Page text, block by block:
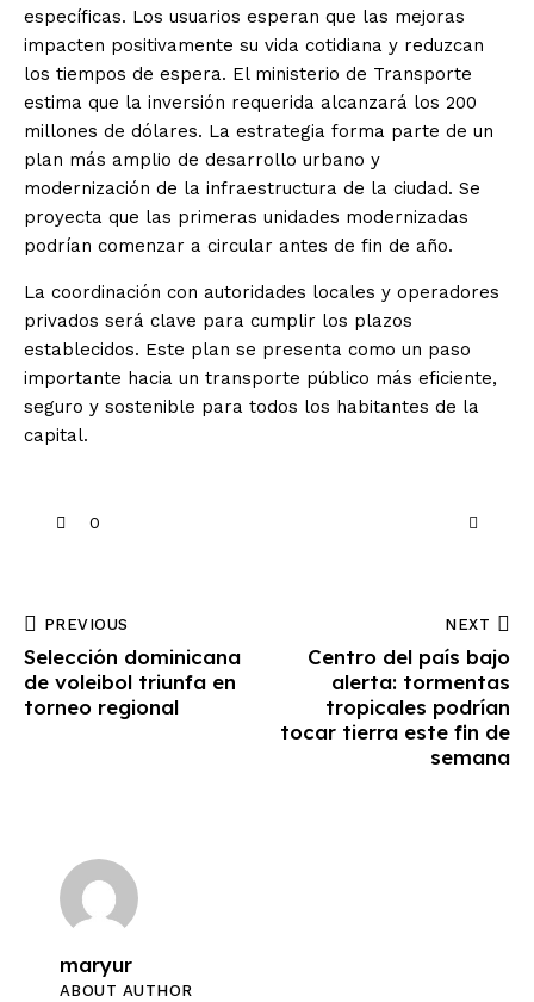
específicas. Los usuarios esperan que las mejoras
impacten positivamente su vida cotidiana y reduzcan
los tiempos de espera. El ministerio de Transporte
estima que la inversión requerida alcanzará los 200
millones de dólares. La estrategia forma parte de un
plan más amplio de desarrollo urbano y
modernización de la infraestructura de la ciudad. Se
proyecta que las primeras unidades modernizadas
podrían comenzar a circular antes de fin de año.
La coordinación con autoridades locales y operadores
privados será clave para cumplir los plazos
establecidos. Este plan se presenta como un paso
importante hacia un transporte público más eficiente,
seguro y sostenible para todos los habitantes de la
capital.
0
PREVIOUS
Selección dominicana
de voleibol triunfa en
torneo regional
NEXT
Centro del país bajo
alerta: tormentas
tropicales podrían
tocar tierra este fin de
semana
maryur
ABOUT AUTHOR